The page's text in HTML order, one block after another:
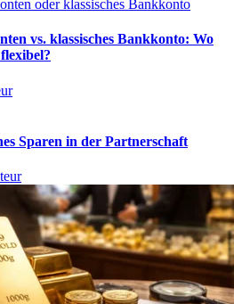
vs. klassisches Bankkonto: Wo
Sparen in der Partnerschaft